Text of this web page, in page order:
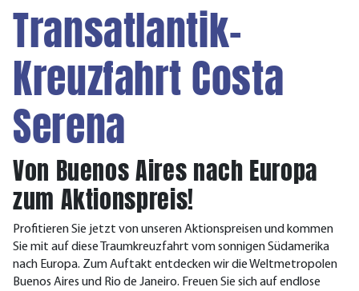
Transatlantik-
Kreuzfahrt Costa
Serena
Von Buenos Aires nach Europa
zum Aktionspreis!
Profitieren Sie jetzt von unseren Aktionspreisen und kommen
Sie mit auf diese Traumkreuzfahrt vom sonnigen Südamerika
nach Europa. Zum Auftakt entdecken wir die Weltmetropolen
Buenos Aires und Rio de Janeiro. Freuen Sie sich auf endlose